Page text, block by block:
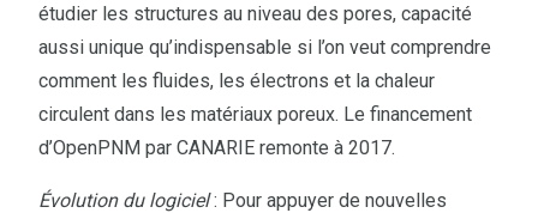
étudier les structures au niveau des pores, capacité
aussi unique qu’indispensable si l’on veut comprendre
comment les fluides, les électrons et la chaleur
circulent dans les matériaux poreux. Le financement
d’OpenPNM par CANARIE remonte à 2017.
Évolution du logiciel: Pour appuyer de nouvelles